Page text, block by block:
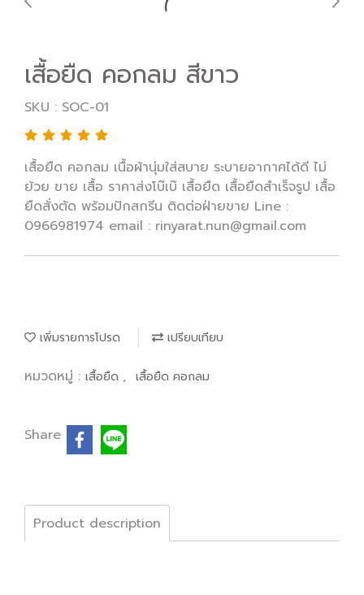
เสื้อยืด คอกลม สีขาว
SKU : SOC-01
เสื้อยืด คอกลม เนื้อผ้านุ่มใส่สบาย ระบายอากาศได้ดี ไม่
ย้วย ขาย เสื้อ ราคาส่งโบ๊เบ๊ เสื้อยืด เสื้อยืดสำเร็จรูป เสื้อ
ยืดสั่งตัด พร้อมปักสกรีน ติดต่อฝ่ายขาย Line :
0966981974 email : rinyarat.nun@gmail.com
เพิ่มรายการโปรด เปรียบเทียบ
หมวดหมู่ : เสื้อยืด , เสื้อยืด คอกลม
Share
Product description